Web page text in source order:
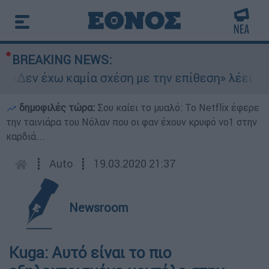
BREAKING NEWS:
έχω καμία σχέση με την επίθεση» λέει η
δημοφιλές τώρα: Σου καίει το μυαλό: Το Netflix έφερε
την ταινιάρα του Νόλαν που οι φαν έχουν κρυφό νο1 στην
καρδιά...
┋ Auto ┋ 19.03.2020 21:37
Newsroom
Kuga: Αυτό είναι το πιο